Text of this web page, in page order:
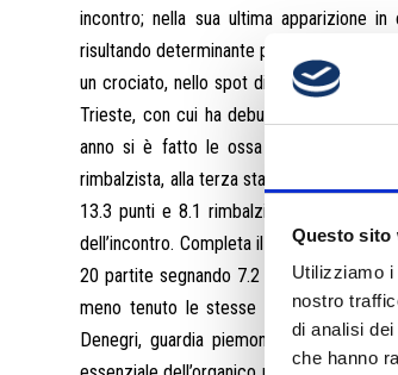
Questo sito
Utilizziamo
nostro
di analisi
che hanno
incontro; nella sua ultima apparizione
risultando determinante per il successo
un crociato, nello spot di “tre” titolare
Trieste, con cui ha debuttato in LBA. Un
anno si è fatto le ossa in B con
rimbalzista, alla terza stagione in Europa
13.3 punti e 8.1 rimbalzi di media.
dell’incontro. Completa il quintetto l’ex
20 partite segnando 7.2 punti di media,
meno tenuto le stesse medie della
Denegri, guardia piemontese cresciuta